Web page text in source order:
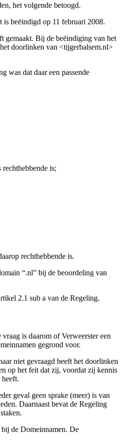
het volgende betoogd.
is beëindigd op 11 februari 2008.
gemaakt. Bij de beëindiging van het
doorlinken van <tijgerbalsem.nl>
was dat daar een passende
is;
rechthebbende is.
“.nl” bij de beoordeling van
2.1 sub a van de Regeling.
is daarom of Verweerster een
gegrond voor.
niet gevraagd heeft het doorlinken
op het feit dat zij, voordat zij kennis
geval geen sprake (meer) is van
Daarnaast bevat de Regeling
de Domeinnamen. De